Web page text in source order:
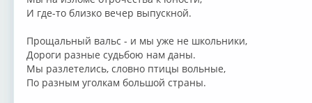
И где-то близко вечер выпускной.
Прощальный вальс - и мы уже не школьники,
Дороги разные судьбою нам даны.
Мы разлетелись, словно птицы вольные,
По разным уголкам большой страны.